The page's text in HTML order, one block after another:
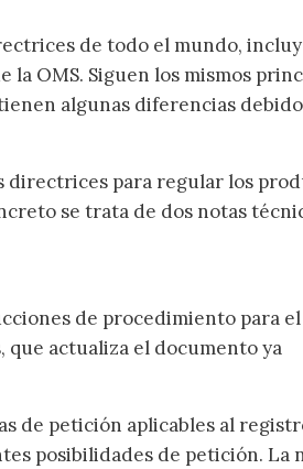
de todo el mundo,
la OMS. Siguen los mismos
algunas diferencias debido
directrices para regular los
se trata de dos notas
de procedimiento para el
actualiza el documento ya
de petición aplicables al
posibilidades de petición. La